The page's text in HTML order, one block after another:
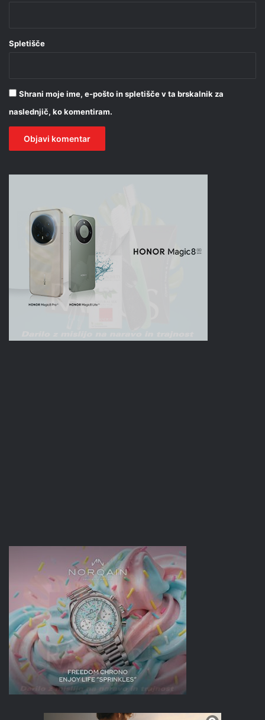
Spletišče
Shrani moje ime, e-pošto in spletišče v ta brskalnik za
naslednjič, ko komentiram.